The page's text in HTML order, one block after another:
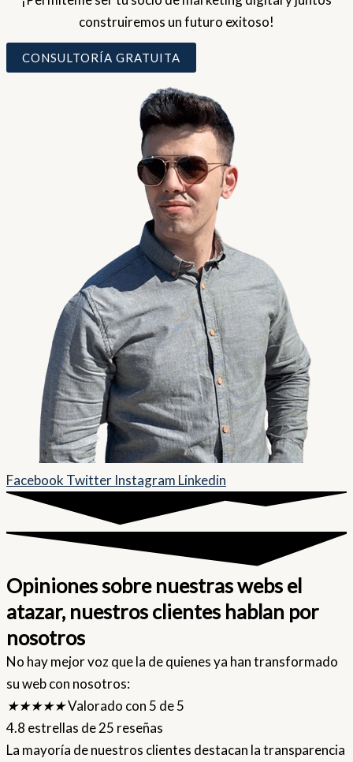
construiremos un futuro exitoso!
CONSULTORÍA GRATUITA
Facebook Twitter Instagram Linkedin
Opiniones sobre nuestras webs el
atazar, nuestros clientes hablan por
nosotros
No hay mejor voz que la de quienes ya han transformado
su web con nosotros:
★★★★★Valorado con 5 de 5
4.8 estrellas de 25 reseñas
La mayoría de nuestros clientes destacan la transparencia